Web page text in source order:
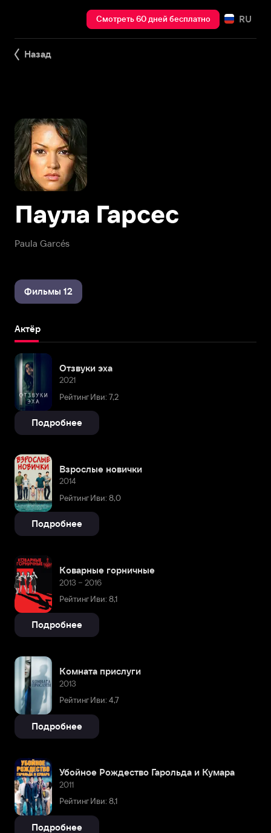
Смотреть 60 дней бесплатно RU
Назад
Paula Garcés
Паула Гарсес
Фильмы 12
Актёр
Отзвуки эха
2021
Рейтинг Иви: 7,2
Подробнее
Взрослые новички
2014
Рейтинг Иви: 8,0
Подробнее
Коварные горничные
2013 – 2016
Рейтинг Иви: 8,1
Подробнее
Комната прислуги
2013
Рейтинг Иви: 4,7
Подробнее
Убойное Рождество Гарольда и Кумара
2011
Рейтинг Иви: 8,1
Подробнее